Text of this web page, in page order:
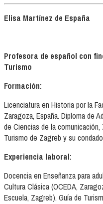
Elisa Martínez de España
Profesora de español con
Turismo
Formación:
Licenciatura en Historia por la
Zaragoza, España. Diploma de
de Ciencias de la
Turismo de Zagreb y su
Experiencia laboral:
Docencia en Enseñanza para
Cultura Clásica (OCEDA,
Escuela, Zagreb). Guía de